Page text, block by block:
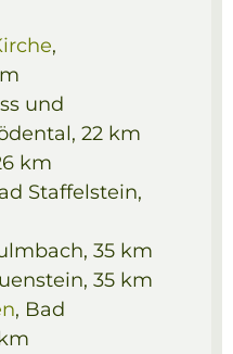
,
und
22 km
km
Staffelstein,
35 km
35 km
, Bad